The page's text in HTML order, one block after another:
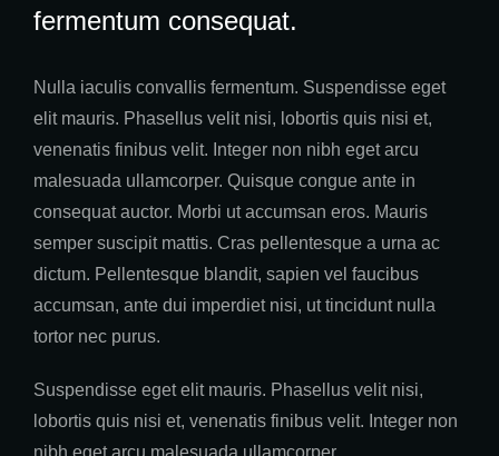
fermentum consequat.
Nulla iaculis convallis fermentum. Suspendisse eget
elit mauris. Phasellus velit nisi, lobortis quis nisi et,
venenatis finibus velit. Integer non nibh eget arcu
malesuada ullamcorper. Quisque congue ante in
consequat auctor. Morbi ut accumsan eros. Mauris
semper suscipit mattis. Cras pellentesque a urna ac
dictum. Pellentesque blandit, sapien vel faucibus
accumsan, ante dui imperdiet nisi, ut tincidunt nulla
tortor nec purus.
Suspendisse eget elit mauris. Phasellus velit nisi,
lobortis quis nisi et, venenatis finibus velit. Integer non
nibh eget arcu malesuada ullamcorper.